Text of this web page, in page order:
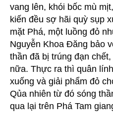
vang lên, khói bốc mù
kiến đều sợ hãi quỳ sụp
mặt Phá, một luồng đỏ
Nguyễn Khoa Đăng bảo
thần đã bị trúng đạn
nữa. Thực ra thì quân
xuống và giải phẩm đỏ
Qủa nhiên từ đó sóng
qua lại trên Phá Tam